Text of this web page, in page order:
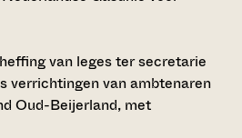
van leges ter secretarie
verrichtingen van ambtenaren
Oud-Beijerland, met